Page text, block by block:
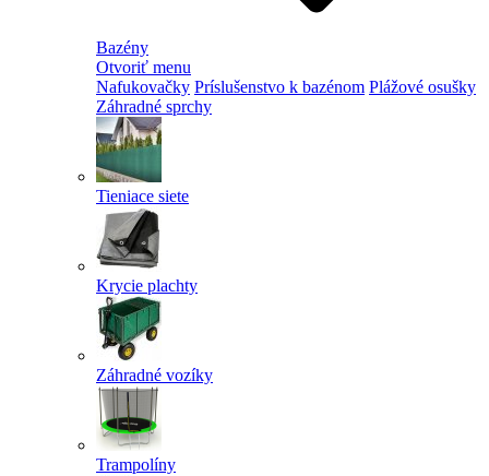
Bazény
Otvoriť menu
Nafukovačky Príslušenstvo k bazénom Plážové osušky
Záhradné sprchy
Tieniace siete
Krycie plachty
Záhradné vozíky
Trampolíny